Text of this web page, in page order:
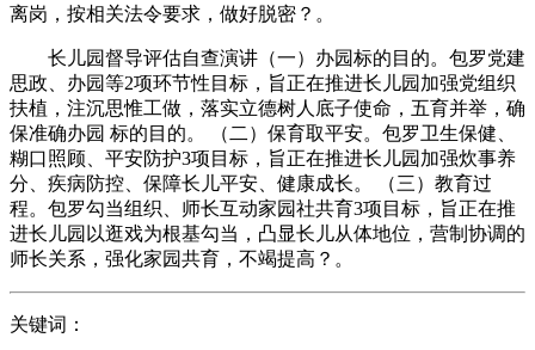
离岗，按相关法令要求，做好脱密？。
长儿园督导评估自查演讲（一）办园标的目的。包罗党建
思政、办园等2项环节性目标，旨正在推进长儿园加强党组织
扶植，注沉思惟工做，落实立德树人底子使命，五育并举，确
保准确办园 标的目的。 （二）保育取平安。包罗卫生保健、
糊口照顾、平安防护3项目标，旨正在推进长儿园加强炊事养
分、疾病防控、保障长儿平安、健康成长。 （三）教育过
程。包罗勾当组织、师长互动家园社共育3项目标，旨正在推
进长儿园以逛戏为根基勾当，凸显长儿从体地位，营制协调的
师长关系，强化家园共育，不竭提高？。
关键词：